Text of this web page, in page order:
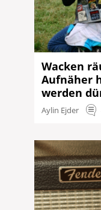
Wacken
Aufnäher
werden
Aylin Ejder